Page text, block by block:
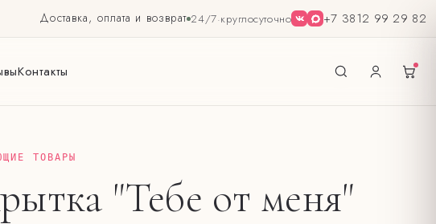
Доставка, оплата и возврат 24/7·круглосуточно +7 3812 99 29 82
Контакты
ТОВАРЫ
"Тебе от меня"